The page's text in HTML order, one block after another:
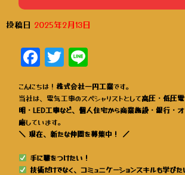
投稿日 2025年2月13日
Facebook
Twitter
こんにちは！ 株式会社一円工業です。
当社は、電気工事のスペシャリストとして高圧・低圧
明・LED工事など、個人住宅から商業施設・銀行・オ
応しています。
＼ 現在、新たな仲間を募集中！ ／
手に職をつけたい！
技術だけでなく、コミュニケーションスキルも学びた